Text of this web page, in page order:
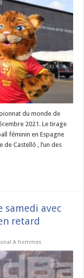
du monde de
2021. Le tirage
féminin en Espagne
Castelló , l’un des
samedi avec
retard
A hommes